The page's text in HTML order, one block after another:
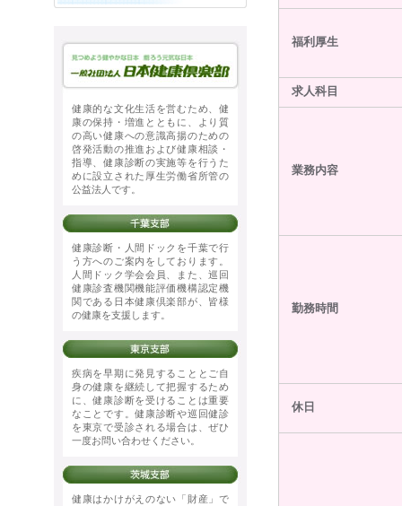
健康的な文化生活を営むため、健
康の保持・増進とともに、より質
の高い健康への意識高揚のための
啓発活動の推進および健康相談・
指導、健康診断の実施等を行うた
めに設立された厚生労働省所管の
公益法人です。
健康診断・人間ドックを千葉で行
う方へのご案内をしております。
人間ドック学会会員、また、巡回
健康診査機関機能評価機構認定機
関である日本健康倶楽部が、皆様
の健康を支援します。
疾病を早期に発見することとご自
身の健康を継続して把握するため
に、健康診断を受けることは重要
なことです。健康診断や巡回健診
を東京で受診される場合は、ぜひ
一度お問い合わせください。
健康はかけがえのない「財産」で
福利厚生
求人科目
業務内容
勤務時間
休日